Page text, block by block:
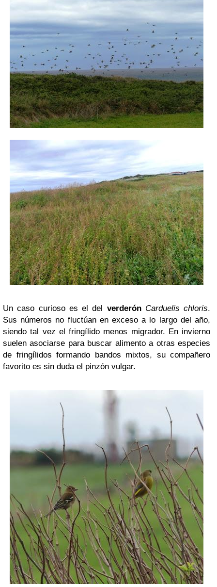
Un caso curioso es el del verderón Carduelis chloris.
Sus números no fluctúan en exceso a lo largo del año,
siendo tal vez el fringílido menos migrador. En invierno
suelen asociarse para buscar alimento a otras especies
de fringílidos formando bandos mixtos, su compañero
favorito es sin duda el pinzón vulgar.